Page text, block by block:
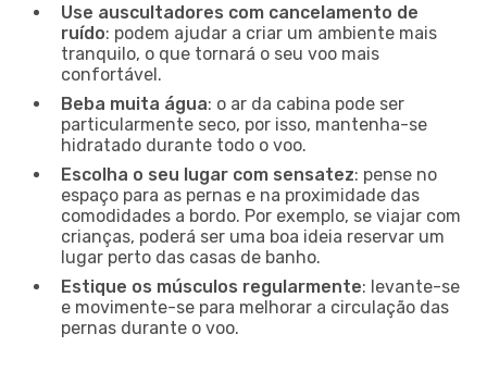
Use auscultadores com cancelamento de
ruído: podem ajudar a criar um ambiente mais
tranquilo, o que tornará o seu voo mais
confortável.
Beba muita água: o ar da cabina pode ser
particularmente seco, por isso, mantenha-se
hidratado durante todo o voo.
Escolha o seu lugar com sensatez: pense no
espaço para as pernas e na proximidade das
comodidades a bordo. Por exemplo, se viajar com
crianças, poderá ser uma boa ideia reservar um
lugar perto das casas de banho.
Estique os músculos regularmente: levante-se
e movimente-se para melhorar a circulação das
pernas durante o voo.